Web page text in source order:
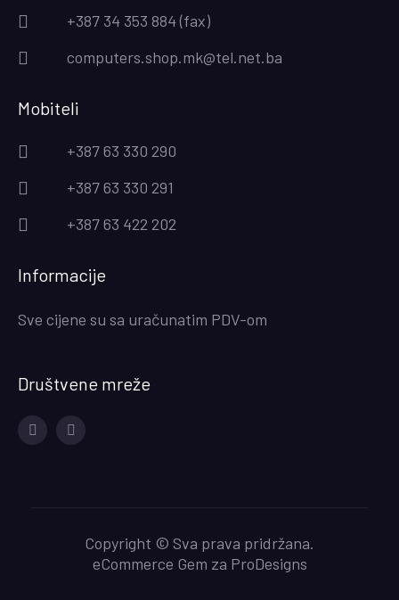
+387 34 353 884 (fax)
computers.shop.mk@tel.net.ba
Mobiteli
+387 63 330 290
+387 63 330 291
+387 63 422 202
Informacije
Sve cijene su sa uračunatim PDV-om
Društvene mreže
Copyright © Sva prava pridržana.
eCommerce Gem za ProDesigns